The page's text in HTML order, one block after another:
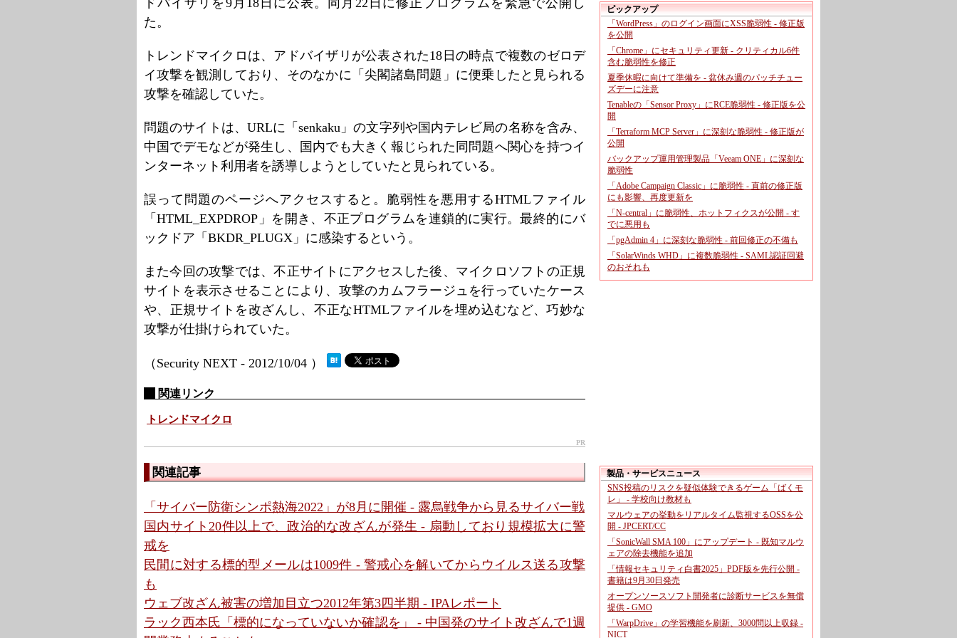
ドバイザリを9月18日に公表。同月22日に修正プログラムを緊急で公開し
た。
トレンドマイクロは、アドバイザリが公表された18日の時点で複数のゼロデ
イ攻撃を観測しており、そのなかに「尖閣諸島問題」に便乗したと見られる
攻撃を確認していた。
問題のサイトは、URLに「senkaku」の文字列や国内テレビ局の名称を含み、
中国でデモなどが発生し、国内でも大きく報じられた同問題へ関心を持つイ
ンターネット利用者を誘導しようとしていたと見られている。
誤って問題のページへアクセスすると。脆弱性を悪用するHTMLファイル
「HTML_EXPDROP」を開き、不正プログラムを連鎖的に実行。最終的にバ
ックドア「BKDR_PLUGX」に感染するという。
また今回の攻撃では、不正サイトにアクセスした後、マイクロソフトの正規
サイトを表示させることにより、攻撃のカムフラージュを行っていたケース
や、正規サイトを改ざんし、不正なHTMLファイルを埋め込むなど、巧妙な
攻撃が仕掛けられていた。
（Security NEXT - 2012/10/04 ）
関連リンク
トレンドマイクロ
PR
関連記事
「サイバー防衛シンポ熱海2022」が8月に開催 - 露烏戦争から見るサイバー戦
国内サイト20件以上で、政治的な改ざんが発生 - 扇動しており規模拡大に警
戒を
民間に対する標的型メールは1009件 - 警戒心を解いてからウイルス送る攻撃
も
ウェブ改ざん被害の増加目立つ2012年第3四半期 - IPAレポート
ラック西本氏「標的になっていないか確認を」 - 中国発のサイト改ざんで1週
ピックアップ
「WordPress」のログイン画面にXSS脆弱性 - 修正版
を公開
「Chrome」にセキュリティ更新 - クリティカル6件
含む脆弱性を修正
夏季休暇に向けて準備を - 盆休み週のパッチチュー
ズデーに注意
Tenableの「Sensor Proxy」にRCE脆弱性 - 修正版を公
開
「Terraform MCP Server」に深刻な脆弱性 - 修正版が
公開
バックアップ運用管理製品「Veeam ONE」に深刻な
脆弱性
「Adobe Campaign Classic」に脆弱性 - 直前の修正版
にも影響、再度更新を
「N-central」に脆弱性、ホットフィクスが公開 - す
でに悪用も
「pgAdmin 4」に深刻な脆弱性 - 前回修正の不備も
「SolarWinds WHD」に複数脆弱性 - SAML認証回避
のおそれも
製品・サービスニュース
SNS投稿のリスクを疑似体験できるゲーム「ばくモ
レ」 - 学校向け教材も
マルウェアの挙動をリアルタイム監視するOSSを公
開 - JPCERT/CC
「SonicWall SMA 100」にアップデート - 既知マルウ
ェアの除去機能を追加
「情報セキュリティ白書2025」PDF版を先行公開 -
書籍は9月30日発売
オープンソースソフト開発者に診断サービスを無償
提供 - GMO
「WarpDrive」の学習機能を刷新、3000問以上収録 -
NICT